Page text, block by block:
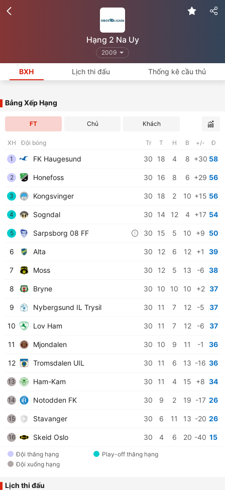
Hạng 2 Na Uy
2009
BXH Lịch thi đấu Thống kê cầu thủ
Bảng Xếp Hạng
FT Chủ Khách
XH Đội bóng Tr T H B +/- Đ
1 FK Haugesund 30 18 4 8 +30 58
2 Honefoss 30 16 8 6 +29 56
3 Kongsvinger 30 18 2 10 +15 56
4 Sogndal 30 14 12 4 +17 54
5 Sarpsborg 08 FF 30 15 5 10 +9 50
6 Alta 30 12 6 12 +1 39
7 Moss 30 12 5 13 -6 38
8 Bryne 30 10 10 10 +2 37
9 Nybergsund IL Trysil 30 11 7 12 -5 37
10 Lov Ham 30 11 7 12 -6 37
11 Mjondalen 30 10 9 11 -1 36
12 Tromsdalen UIL 30 11 6 13 -16 36
13 Ham-Kam 30 11 4 15 +8 34
14 Notodden FK 30 9 2 19 -17 26
15 Stavanger 30 6 11 13 -20 26
16 Skeid Oslo 30 4 6 20 -40 15
Đội thăng hạng
Play-off thăng hạng
Đội xuống hạng
Lịch thi đấu